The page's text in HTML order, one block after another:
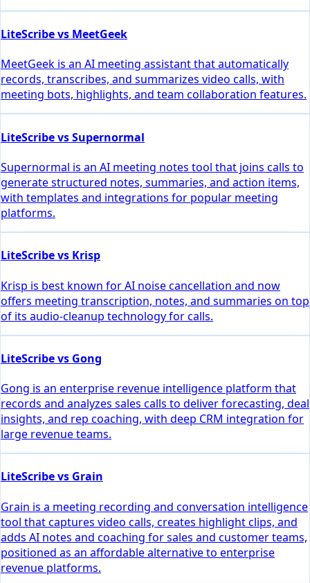
LiteScribe vs MeetGeek
MeetGeek is an AI meeting assistant that automatically
records, transcribes, and summarizes video calls, with
meeting bots, highlights, and team collaboration features.
LiteScribe vs Supernormal
Supernormal is an AI meeting notes tool that joins calls to
generate structured notes, summaries, and action items,
with templates and integrations for popular meeting
platforms.
LiteScribe vs Krisp
Krisp is best known for AI noise cancellation and now
offers meeting transcription, notes, and summaries on top
of its audio-cleanup technology for calls.
LiteScribe vs Gong
Gong is an enterprise revenue intelligence platform that
records and analyzes sales calls to deliver forecasting, deal
insights, and rep coaching, with deep CRM integration for
large revenue teams.
LiteScribe vs Grain
Grain is a meeting recording and conversation intelligence
tool that captures video calls, creates highlight clips, and
adds AI notes and coaching for sales and customer teams,
positioned as an affordable alternative to enterprise
revenue platforms.